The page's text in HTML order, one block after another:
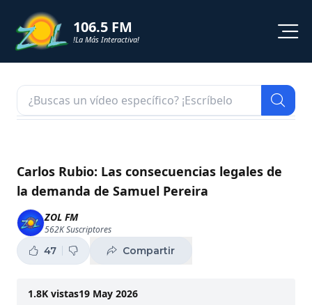
106.5 FM
!La Más Interactiva!
NOTICIAS
SHORTS
PODCAST
ZOL TV
Carlos Rubio: Las consecuencias legales de
la demanda de Samuel Pereira
ZOL FM
562KSuscriptores
47 Compartir
1.8K vistas19 May 2026